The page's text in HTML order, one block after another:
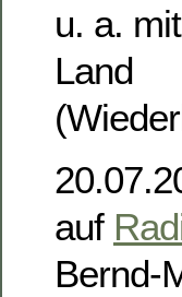
u. a.
Land
auf
Bernd-